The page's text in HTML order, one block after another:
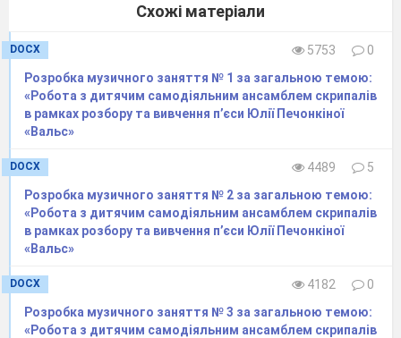
Схожі матеріали
DOCX 5753
0
Розробка музичного заняття № 1 за загальною темою:
«Робота з дитячим самодіяльним ансамблем скрипалів
в рамках розбору та вивчення п’єси Юлії Печонкіної
«Вальс»
DOCX 4489
5
Розробка музичного заняття № 2 за загальною темою:
«Робота з дитячим самодіяльним ансамблем скрипалів
в рамках розбору та вивчення п’єси Юлії Печонкіної
«Вальс»
DOCX 4182
0
Розробка музичного заняття № 3 за загальною темою:
«Робота з дитячим самодіяльним ансамблем скрипалів